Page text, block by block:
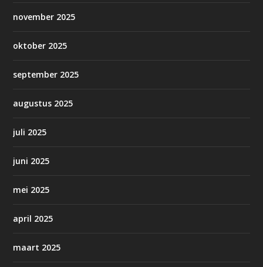
november 2025
oktober 2025
september 2025
augustus 2025
juli 2025
juni 2025
mei 2025
april 2025
maart 2025